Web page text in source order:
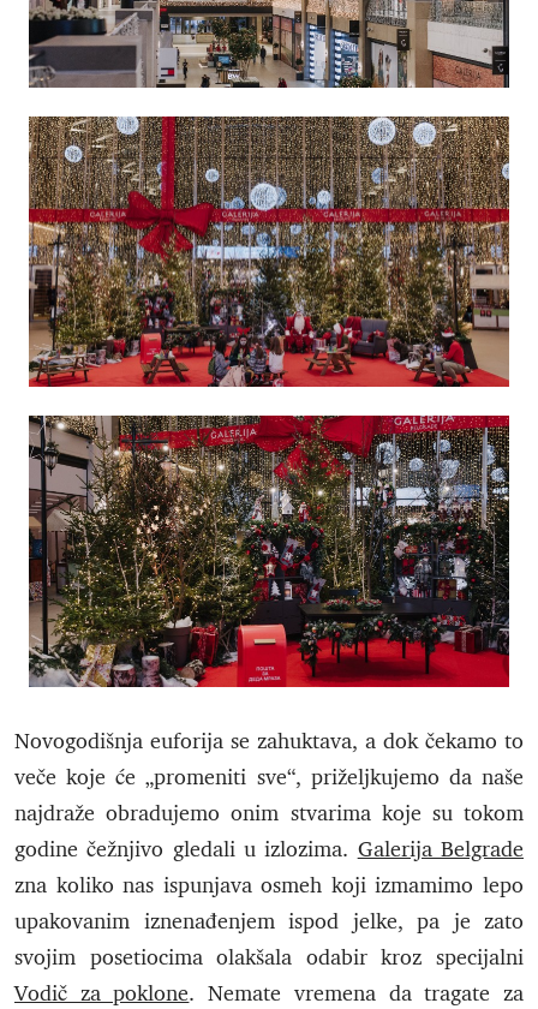
Novogodišnja euforija se zahuktava, a dok čekamo to
veče koje će „promeniti sve“, priželjkujemo da naše
najdraže obradujemo onim stvarima koje su tokom
godine čežnjivo gledali u izlozima. Galerija Belgrade
zna koliko nas ispunjava osmeh koji izmamimo lepo
upakovanim iznenađenjem ispod jelke, pa je zato
svojim posetiocima olakšala odabir kroz specijalni
Vodič za poklone. Nemate vremena da tragate za